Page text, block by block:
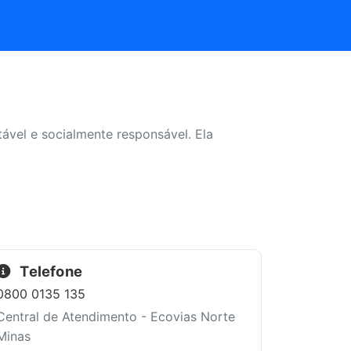
e socialmente responsável. Ela
Telefone
0135 135
de Atendimento - Ecovias Norte